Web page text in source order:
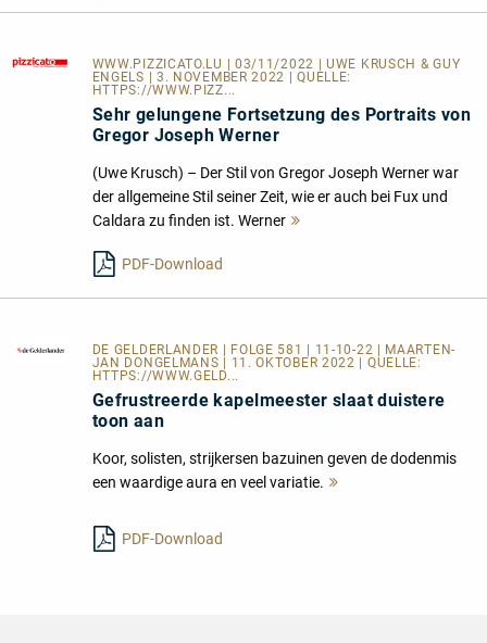
WWW.PIZZICATO.LU | 03/11/2022 | UWE KRUSCH & GUY
ENGELS | 3. NOVEMBER 2022 | QUELLE:
HTTPS://WWW.PIZZ...
Sehr gelungene Fortsetzung des Portraits von
Gregor Joseph Werner
(Uwe Krusch) – Der Stil von Gregor Joseph Werner war
der allgemeine Stil seiner Zeit, wie er auch bei Fux und
Caldara zu finden ist. Werner
PDF-Download
DE GELDERLANDER | FOLGE 581 | 11-10-22 | MAARTEN-
JAN DONGELMANS | 11. OKTOBER 2022 | QUELLE:
HTTPS://WWW.GELD...
Gefrustreerde kapelmeester slaat duistere
toon aan
Koor, solisten, strijkersen bazuinen geven de dodenmis
een waardige aura en veel variatie.
PDF-Download